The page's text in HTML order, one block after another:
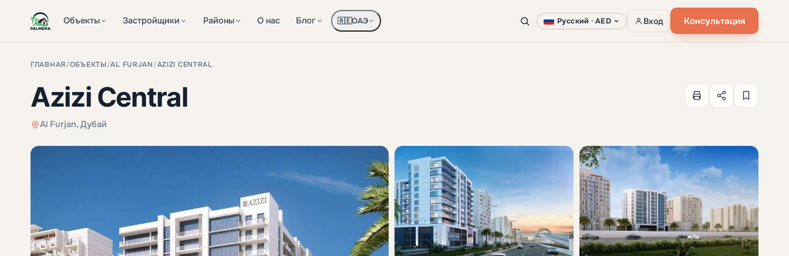
Объекты Застройщики Районы О нас Блог 🇦🇪ОАЭ Русский · AED Вход Консультация
ГЛАВНАЯ/ОБЪЕКТЫ/AL FURJAN /AZIZI CENTRAL
Azizi Central
Al Furjan, Дубай